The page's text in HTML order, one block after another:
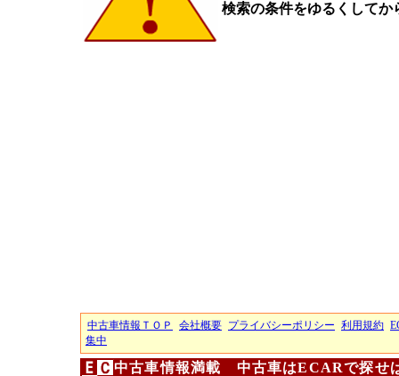
検索の条件をゆるくして
中古車情報ＴＯＰ 会社概要 プライバシーポリシー 利用規約
集中
中古車情報満載 中古車はECARで探せ